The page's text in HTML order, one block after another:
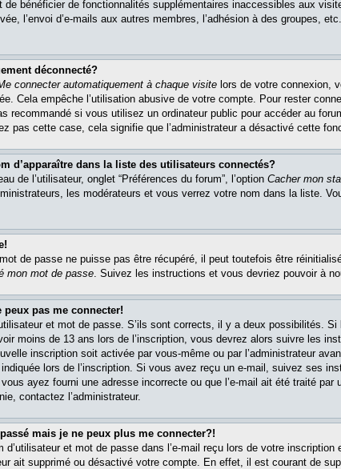
de bénéficier de fonctionnalités supplémentaires inaccessibles aux
l’envoi d’e-mails aux autres membres, l’adhésion à des groupes,
déconnecté?
connecter automatiquement à chaque visite lors de votre connexion,
Cela empêche l’utilisation abusive de votre compte. Pour rester
recommandé si vous utilisez un ordinateur public pour accéder au
pas cette case, cela signifie que l’administrateur a désactivé cette
d’apparaître dans la liste des utilisateurs connectés?
de l’utilisateur, onglet “Préférences du forum”, l’option Cacher mon
les modérateurs et vous verrez votre nom dans la liste.
de passe ne puisse pas être récupéré, il peut toutefois être
mon mot de passe. Suivez les instructions et vous devriez pouvoir à
pas me connecter!
et mot de passe. S’ils sont corrects, il y a deux possibilités.
moins de 13 ans lors de l’inscription, vous devrez alors suivre les
inscription soit activée par vous-même ou par l’administrateur
lors de l’inscription. Si vous avez reçu un e-mail, suivez ses
ayez fourni une adresse incorrecte ou que l’e-mail ait été traité par
contactez l’administrateur.
mais je ne peux plus me connecter?!
d’utilisateur et mot de passe dans l’e-mail reçu lors de votre
ait supprimé ou désactivé votre compte. En effet, il est courant de